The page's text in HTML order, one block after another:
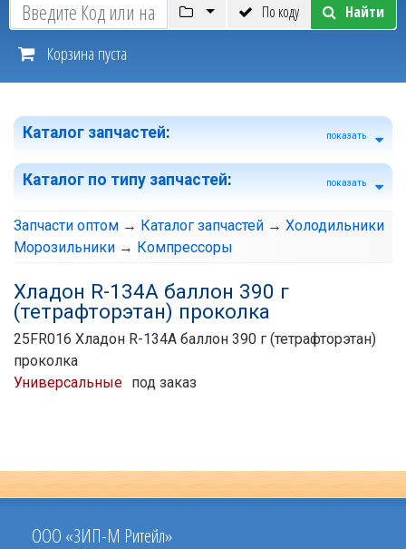
По коду Найти
Корзина пуста
Каталог запчастей: показать
Каталог по типу запчастей: показать
Запчасти оптом → Каталог запчастей → Холодильники
Морозильники → Компрессоры
Хладон R-134A баллон 390 г
(тетрафторэтан) проколка
25FR016 Хладон R-134A баллон 390 г (тетрафторэтан)
проколка
Универсальные под заказ
ООО «ЗИП-М Ритейл»